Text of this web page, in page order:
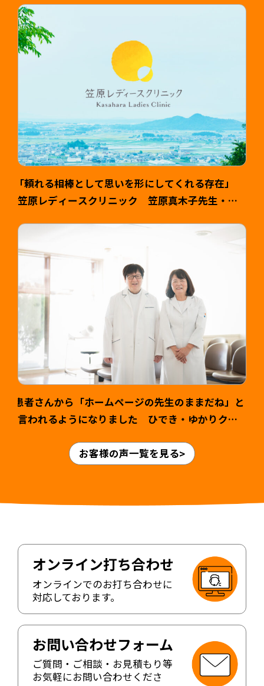
し）様 >
「頼れる相棒として思いを形にしてくれる存在」
笠原レディースクリニック 笠原真木子先生・健
患者さんから「ホームページの先生のままだね」と
言われるようになりました ひでき・ゆかりクリ
お客様の声一覧を見る
オンライン打ち合わせ
オンラインでのお打ち合わせに
対応しております。
お問い合わせフォーム
ご質問・ご相談・お見積もり等
お気軽にお問い合わせくださ